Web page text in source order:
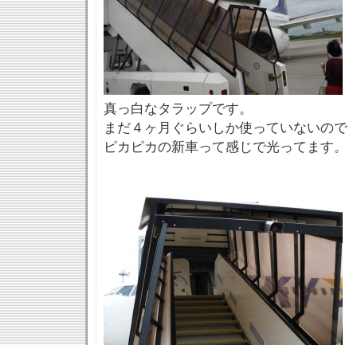
真っ白なタラップです。
まだ４ヶ月ぐらいしか使っていないので
ピカピカの新車って感じで光ってます。